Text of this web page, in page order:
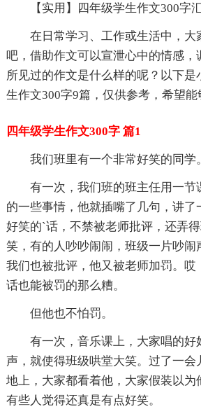
【实用】四年级学生作文300字
在日常学习、工作或生活中，大
吧，借助作文可以宣泄心中的情感，
所见过的作文是什么样的呢？以下是
生作文300字9篇，仅供参考，希望能
四年级学生作文300字 篇1
我们班里有一个非常好笑的同学。
有一次，我们班的班主任用一节
的一些事情，他就插嘴了几句，讲了
好笑的`话，不禁被老师批评，还弄
笑，有的人吵吵闹闹，班级一片吵闹
我们也被批评，他又被老师加罚。哎
话也能被罚的那么糟。
但他也不怕罚。
有一次，音乐课上，大家唱的好
声，就使得班级哄堂大笑。过了一会
地上，大家都看着他，大家假装以为
有些人觉得还真是有点好笑。